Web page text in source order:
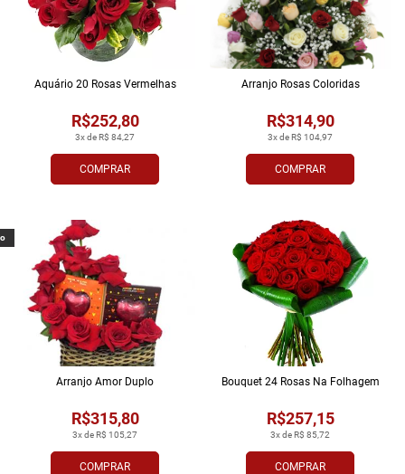
COMPRAR
3x de R$ 84,27
R$252,80
Aquário 20 Rosas Vermelhas
COMPRAR
3x de R$ 104,97
R$314,90
Arranjo Rosas Coloridas
COMPRAR
3x de R$ 105,27
R$315,80
Arranjo Amor Duplo
COMPRAR
3x de R$ 85,72
R$257,15
Bouquet 24 Rosas Na Folhagem